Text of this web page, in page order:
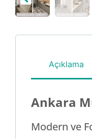
Açıklama
Ankara
Modern ve